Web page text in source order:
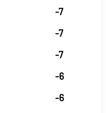
-7
-7
-7
-6
-6